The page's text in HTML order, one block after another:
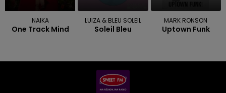
NAIKA
One Track Mind
LUIZA & BLEU SOLEIL
Soleil Bleu
MARK RONSON
Uptown Funk